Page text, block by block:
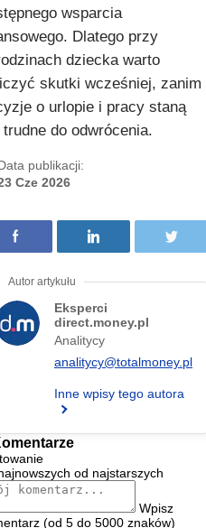
wsparcia
Dlatego przy
dziecka warto
skutki wcześniej, zanim
o urlopie i pracy staną
do odwrócenia.
publikacji:
Cze 2026
Eksperci
direct.money.pl
Analitycy
analitycy@totalmoney.pl
Inne wpisy tego autora
od najstarszych
Wpisz
(od 5 do 5000 znaków)